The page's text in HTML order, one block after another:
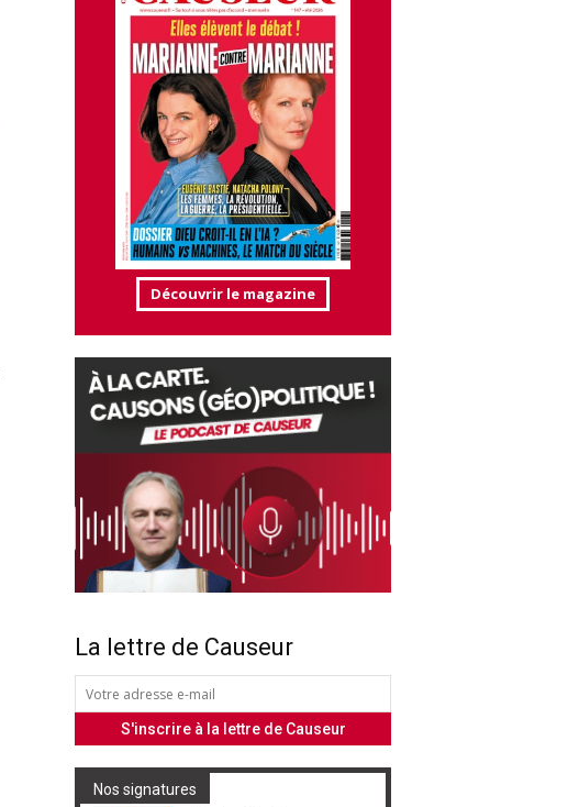
Découvrir le magazine
La lettre de Causeur
Nos signatures